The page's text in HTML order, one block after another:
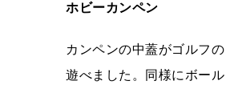
ホビーカンペン
カンペンの中蓋がゴルフ
遊べました。同様にボー